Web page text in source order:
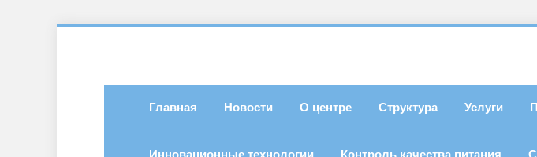
Главная Новости О центре Структура Услуги